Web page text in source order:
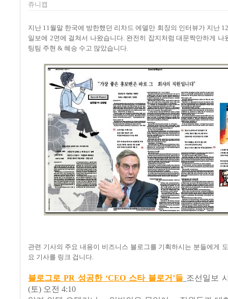
쥬니캡
지난 11월말 한국에 방한했던 리차드 에델만 회장의 인터뷰가 지난
일보에 2면에 걸쳐서 나왔습니다. 완전히 잡지처럼 대문짝만하게 나
팅팀 주현 & 혜승 수고 많았습니다.
관련 기사의 주요 내용이 비즈니스 블로그를 기획하시는 분들에게
요 기사를 링크 겁니다.
블로그로 PR 성공한 ‘CEO 스타 블로거’들 조선일보
(토) 오전 4:10